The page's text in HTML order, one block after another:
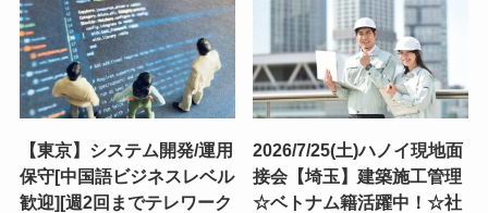
【東京】システム開発/運用
保守[中国語ビジネスレベル
歓迎][週2回までテレワーク
2026/7/25(土)ハノイ現地面
接会【埼玉】建築施工管理
☆ベトナム籍活躍中！☆社